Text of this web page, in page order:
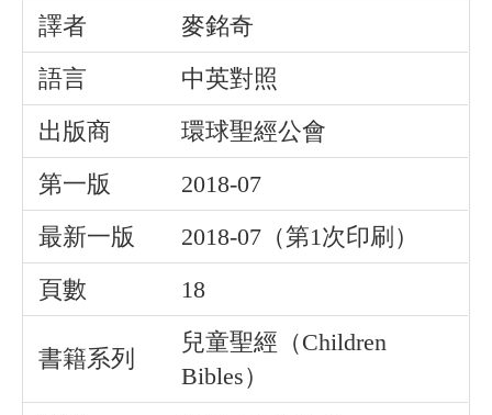
譯者
麥銘奇
語言
中英對照
出版商
環球聖經公會
第一版
2018-07
最新一版
2018-07（第1次印刷）
頁數
18
書籍系列
兒童聖經（Children
Bibles）